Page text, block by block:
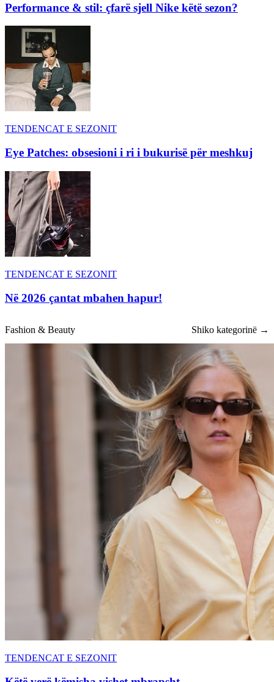
Performance & stil: çfarë sjell Nike këtë sezon?
TENDENCAT E SEZONIT
Eye Patches: obsesioni i ri i bukurisë për meshkuj
TENDENCAT E SEZONIT
Në 2026 çantat mbahen hapur!
Fashion & Beauty Shiko kategorinë →
TENDENCAT E SEZONIT